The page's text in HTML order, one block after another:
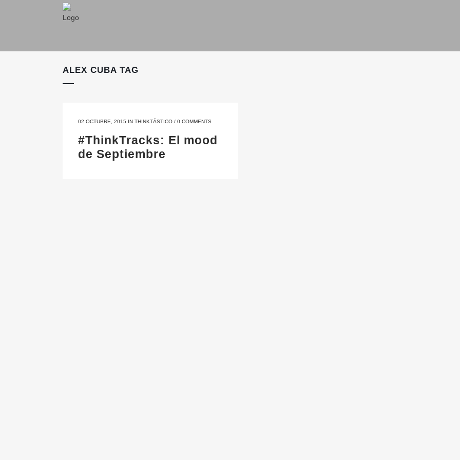
ALEX CUBA TAG
02 OCTUBRE, 2015 IN THINKTÁSTICO / 0 COMMENTS
#ThinkTracks: El mood
de Septiembre